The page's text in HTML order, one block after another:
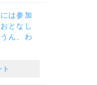
は参加
となし
ん、わ